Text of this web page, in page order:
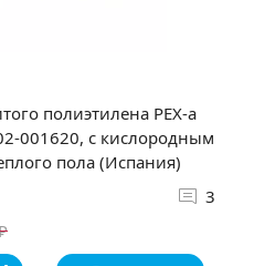
полиэтилена PEX-a
001620, с кислородным
пола (Испания)
3